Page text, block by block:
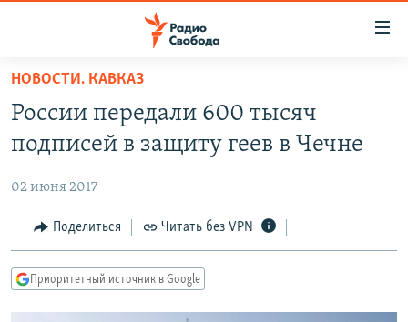
упрощенного
доступа
основному
Вернутся
главной
навигации
Вернутся
ЦИТАТЫ СВОБОДЫ
МНЕНИЯ
IDEL.РЕАЛИИ
НОВОСТИ. КАВКАЗ
России передали 600 тысяч
подписей в защиту геев в Чечне
02 июня 2017
Поделиться Читать без VPN
Приоритетный источник в Google